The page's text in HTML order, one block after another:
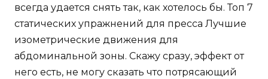
всегда удается снять так, как хотелось бы. Топ 7
статических упражнений для пресса Лучшие
изометрические движения для
абдоминальной зоны. Скажу сразу, эффект от
него есть, не могу сказать что потрясающий